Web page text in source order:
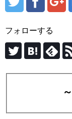
フォローする
～